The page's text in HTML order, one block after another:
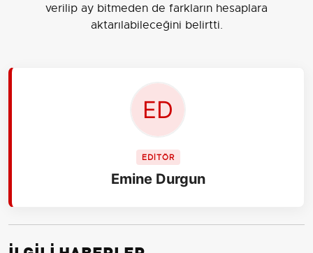
verilip ay bitmeden de farkların hesaplara
aktarılabileceğini belirtti.
EDİTÖR
Emine Durgun